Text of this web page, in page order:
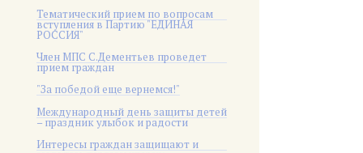
Тематический прием по вопросам
вступления в Партию "ЕДИНАЯ
РОССИЯ"
Член МПС С.Дементьев проведет
прием граждан
"За победой еще вернемся!"
Международный день защиты детей
– праздник улыбок и радости
Интересы граждан защищают и